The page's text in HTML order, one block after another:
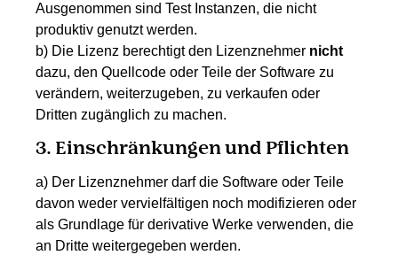
Ausgenommen sind Test Instanzen, die nicht
produktiv genutzt werden.
b) Die Lizenz berechtigt den Lizenznehmer nicht
dazu, den Quellcode oder Teile der Software zu
verändern, weiterzugeben, zu verkaufen oder
Dritten zugänglich zu machen.
3. Einschränkungen und Pflichten
a) Der Lizenznehmer darf die Software oder Teile
davon weder vervielfältigen noch modifizieren oder
als Grundlage für derivative Werke verwenden, die
an Dritte weitergegeben werden.